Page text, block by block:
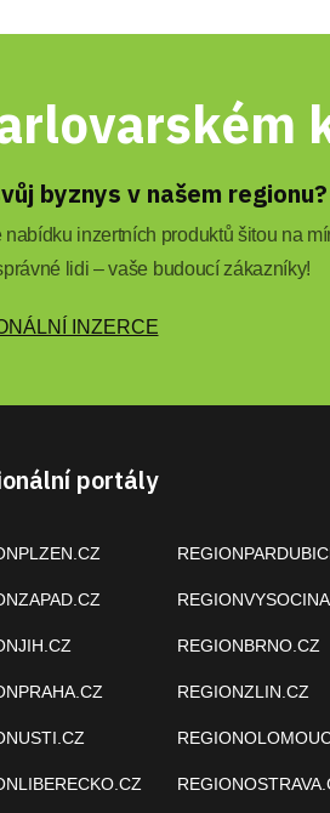
byznys v našem regionu?
inzertních produktů šitou na
lidi – vaše budoucí zákazníky!
INZERCE
portály
REGIONBRNO.CZ
REGIONZLIN.CZ